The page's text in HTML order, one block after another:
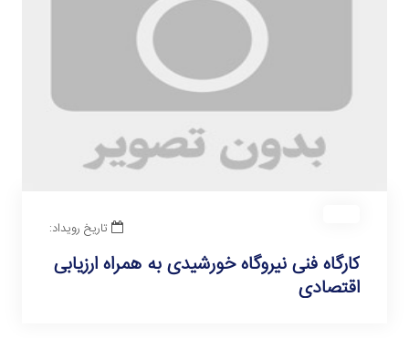
تاریخ رویداد:
کارگاه فنی نیروگاه خورشیدی به همراه ارزیابی
اقتصادی